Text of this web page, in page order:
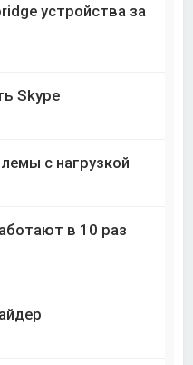
устройства за
Skype
с нагрузкой
в 10 раз